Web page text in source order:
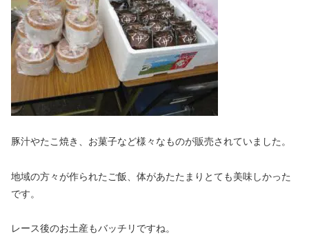
豚汁やたこ焼き、お菓子など様々なものが販売されていました。
地域の方々が作られたご飯、体があたたまりとても美味しかった
です。
レース後のお土産もバッチリですね。